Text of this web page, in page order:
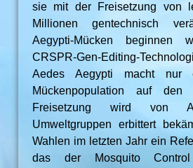
sie mit der Freisetzung von
Millionen gentechnisch
Aegypti-Mücken beginnen
CRSPR-Gen-Editing-
Aedes Aegypti macht
Mückenpopulation auf
Freisetzung wird von
Umweltgruppen erbittert
Wahlen im letzten Jahr ein
das der Mosquito